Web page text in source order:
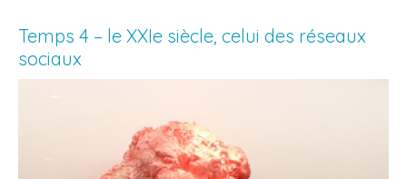
Temps 4 – le XXIe siècle, celui des réseaux
sociaux